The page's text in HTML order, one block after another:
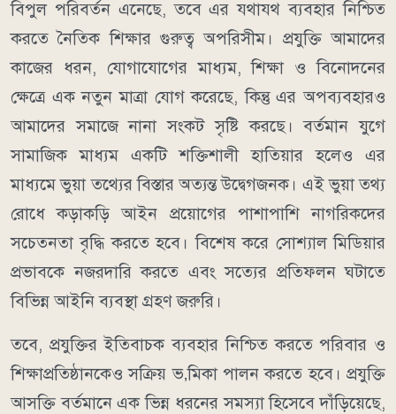
বিপুল পরিবর্তন এনেছে, তবে এর যথাযথ ব্যবহার নিশ্চিত
করতে নৈতিক শিক্ষার গুরুত্ব অপরিসীম। প্রযুক্তি আমাদের
কাজের ধরন, যোগাযোগের মাধ্যম, শিক্ষা ও বিনোদনের
ক্ষেত্রে এক নতুন মাত্রা যোগ করেছে, কিন্তু এর অপব্যবহারও
আমাদের সমাজে নানা সংকট সৃষ্টি করছে। বর্তমান যুগে
সামাজিক মাধ্যম একটি শক্তিশালী হাতিয়ার হলেও এর
মাধ্যমে ভুয়া তথ্যের বিস্তার অত্যন্ত উদ্বেগজনক। এই ভুয়া তথ্য
রোধে কড়াকড়ি আইন প্রয়োগের পাশাপাশি নাগরিকদের
সচেতনতা বৃদ্ধি করতে হবে। বিশেষ করে সোশ্যাল মিডিয়ার
প্রভাবকে নজরদারি করতে এবং সত্যের প্রতিফলন ঘটাতে
বিভিন্ন আইনি ব্যবস্থা গ্রহণ জরুরি।
তবে, প্রযুক্তির ইতিবাচক ব্যবহার নিশ্চিত করতে পরিবার ও
শিক্ষাপ্রতিষ্ঠানকেও সক্রিয় ভ‚মিকা পালন করতে হবে। প্রযুক্তি
আসক্তি বর্তমানে এক ভিন্ন ধরনের সমস্যা হিসেবে দাঁড়িয়েছে,